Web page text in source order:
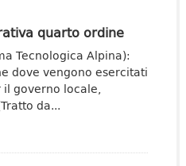
quarto ordine
Tecnologica Alpina):
dove vengono esercitati
governo locale,
da...